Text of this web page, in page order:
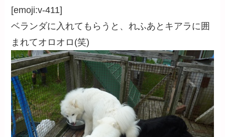
[emoji:v-411]
ベランダに入れてもらうと、れふあとキアラに囲
まれてオロオロ(笑)